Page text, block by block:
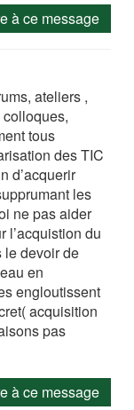
à ce message
ateliers ,
tous
des TIC
d’acquerir
les
ne pas aider
l’acquistion du
le devoir de
en
engloutissent
acquisition
pas
à ce message